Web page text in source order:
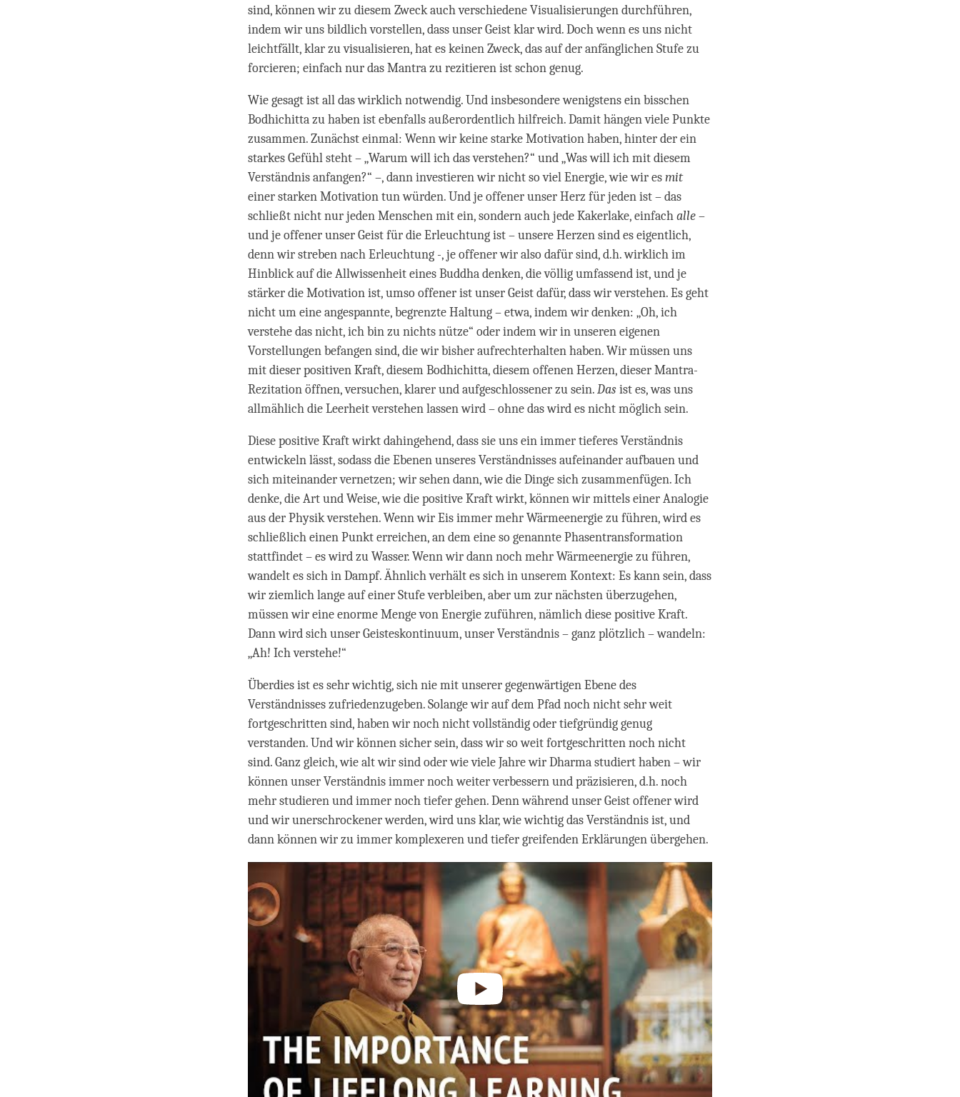
sind, können wir zu diesem Zweck auch verschiedene Visualisierungen durchführen,
indem wir uns bildlich vorstellen, dass unser Geist klar wird. Doch wenn es uns nicht
leichtfällt, klar zu visualisieren, hat es keinen Zweck, das auf der anfänglichen Stufe zu
forcieren; einfach nur das Mantra zu rezitieren ist schon genug.
Wie gesagt ist all das wirklich notwendig. Und insbesondere wenigstens ein bisschen
Bodhichitta zu haben ist ebenfalls außerordentlich hilfreich. Damit hängen viele Punkte
zusammen. Zunächst einmal: Wenn wir keine starke Motivation haben, hinter der ein
starkes Gefühl steht – „Warum will ich das verstehen?“ und „Was will ich mit diesem
Verständnis anfangen?“ –, dann investieren wir nicht so viel Energie, wie wir esmit
einer starken Motivation tun würden. Und je offener unser Herz für jeden ist – das
schließt nicht nur jeden Menschen mit ein, sondern auch jede Kakerlake, einfachalle–
und je offener unser Geist für die Erleuchtung ist – unsere Herzen sind es eigentlich,
denn wir streben nach Erleuchtung -, je offener wir also dafür sind, d.h. wirklich im
Hinblick auf die Allwissenheit eines Buddha denken, die völlig umfassend ist, und je
stärker die Motivation ist, umso offener ist unser Geist dafür, dass wir verstehen. Es geht
nicht um eine angespannte, begrenzte Haltung – etwa, indem wir denken: „Oh, ich
verstehe das nicht, ich bin zu nichts nütze“ oder indem wir in unseren eigenen
Vorstellungen befangen sind, die wir bisher aufrechterhalten haben. Wir müssen uns
mit dieser positiven Kraft, diesem Bodhichitta, diesem offenen Herzen, dieser Mantra-
Rezitation öffnen, versuchen, klarer und aufgeschlossener zu sein.Dasist es, was uns
allmählich die Leerheit verstehen lassen wird – ohne das wird es nicht möglich sein.
Diese positive Kraft wirkt dahingehend, dass sie uns ein immer tieferes Verständnis
entwickeln lässt, sodass die Ebenen unseres Verständnisses aufeinander aufbauen und
sich miteinander vernetzen; wir sehen dann, wie die Dinge sich zusammenfügen. Ich
denke, die Art und Weise, wie die positive Kraft wirkt, können wir mittels einer Analogie
aus der Physik verstehen. Wenn wir Eis immer mehr Wärmeenergie zu führen, wird es
schließlich einen Punkt erreichen, an dem eine so genannte Phasentransformation
stattfindet – es wird zu Wasser. Wenn wir dann noch mehr Wärmeenergie zu führen,
wandelt es sich in Dampf. Ähnlich verhält es sich in unserem Kontext: Es kann sein, dass
wir ziemlich lange auf einer Stufe verbleiben, aber um zur nächsten überzugehen,
müssen wir eine enorme Menge von Energie zuführen, nämlich diese positive Kraft.
Dann wird sich unser Geisteskontinuum, unser Verständnis – ganz plötzlich – wandeln:
„Ah! Ich verstehe!“
Überdies ist es sehr wichtig, sich nie mit unserer gegenwärtigen Ebene des
Verständnisses zufriedenzugeben. Solange wir auf dem Pfad noch nicht sehr weit
fortgeschritten sind, haben wir noch nicht vollständig oder tiefgründig genug
verstanden. Und wir können sicher sein, dass wir so weit fortgeschritten noch nicht
sind. Ganz gleich, wie alt wir sind oder wie viele Jahre wir Dharma studiert haben – wir
können unser Verständnis immer noch weiter verbessern und präzisieren, d.h. noch
mehr studieren und immer noch tiefer gehen. Denn während unser Geist offener wird
und wir unerschrockener werden, wird uns klar, wie wichtig das Verständnis ist, und
dann können wir zu immer komplexeren und tiefer greifenden Erklärungen übergehen.